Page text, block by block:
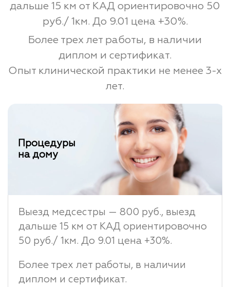
дальше 15 км от КАД ориентировочно 50
руб./ 1км. До 9.01 цена +30%.
Более трех лет работы, в наличии
диплом и сертификат.
Опыт клинической практики не менее 3-х
лет.
Процедуры
на дому
Выезд медсестры — 800 руб., выезд
дальше 15 км от КАД ориентировочно
50 руб./ 1км. До 9.01 цена +30%.
Более трех лет работы, в наличии
диплом и сертификат.